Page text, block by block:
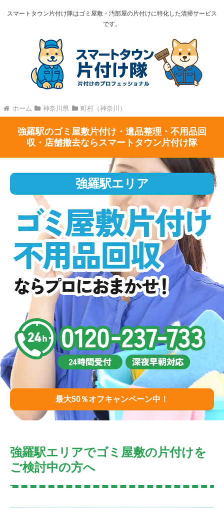
スマートタウン片付け隊はゴミ屋敷・汚部屋の片付けに特化した清掃サービス
です。
ホーム 神奈川県 町村（神奈川）
強羅駅のゴミ屋敷片付け・遺品整理・不用品回
収・店舗撤去ならスマートタウン片付け隊
強羅駅エリア
最大50％オフキャンペーン中！
強羅駅エリアでゴミ屋敷の片付けを
ご検討中の方へ